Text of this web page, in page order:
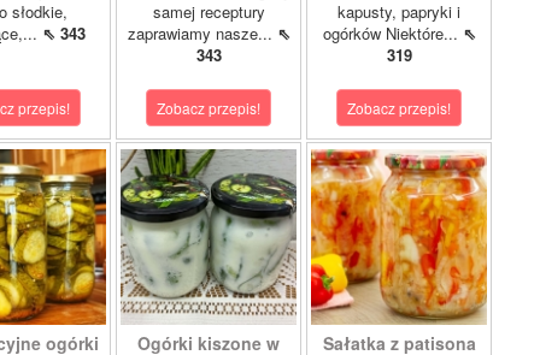
słodkie,
⇖ 343
przepis!
samej receptury
zaprawiamy nasze... ⇖
343
Zobacz przepis!
kapusty, papryki i
ogórków Niektóre... ⇖
319
Zobacz przepis!
ogórki Ogórki kiszone w Sałatka z patisona